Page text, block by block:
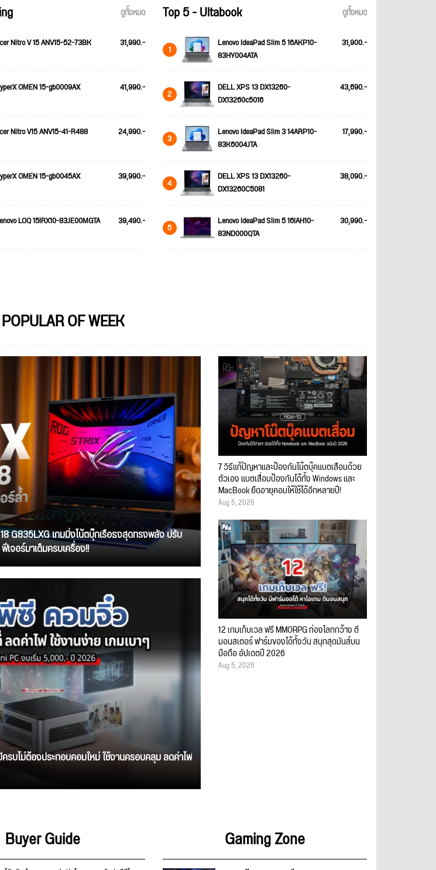
ดูทั้งหมด
Nitro V 15 ANV15-52-73BK 31,990.-
OMEN 15-gb0009AX 41,990.-
Nitro V15 ANV15-41-R488 24,990.-
OMEN 15-gb0045AX 39,990.-
LOQ 15IRX10-83JE00MGTA 39,490.-
Top 5 - Ultabook ดูทั้งหมด
1
Lenovo IdeaPad Slim 5 16AKP10-
83HY004ATA
31,900.-
2
DELL XPS 13 DX13260-
DX13260c5016
43,690.-
3
Lenovo IdeaPad Slim 3 14ARP10-
83K6004JTA
17,990.-
4
DELL XPS 13 DX13260-
DX13260C5081
38,090.-
5
Lenovo IdeaPad Slim 5 16IAH10-
83ND000QTA
30,990.-
OF WEEK
G835LXG เกมมิ่งโน้ตบุ๊กเรือธงสุดทรงพลัง ปรับ
จอร์มาเต็มครบเครื่อง!!
บไม่ต้องประกอบคอมใหม่ ใช้งานครอบคลุม ลดค่าไฟ
7 วิธีแก้ปัญหาและป้องกันโน๊ตบุ๊คแบตเสื่อมด้วย
ตัวเอง แบตเสื่อมป้องกันได้ทั้ง Windows และ
MacBook ยืดอายุคอมให้ใช้ได้อีกหลายปี!
Aug 5, 2026
12 เกมเก็บเวล ฟรี MMORPG ท่องโลกกว้าง ตี
มอนสเตอร์ ฟาร์มของได้ทั้งวัน สนุกสุดมันส์บน
มือถือ อัปเดตปี 2026
Aug 5, 2026
Buyer Guide Gaming Zone